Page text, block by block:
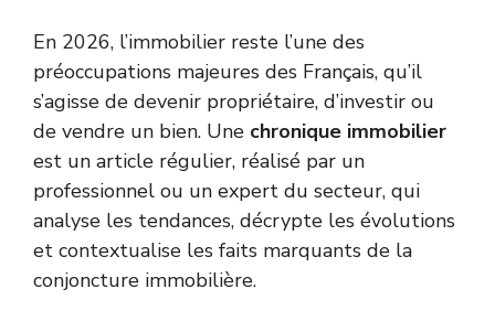
En 2026, l’immobilier reste l’une des
préoccupations majeures des Français, qu’il
s’agisse de devenir propriétaire, d’investir ou
de vendre un bien. Une chronique immobilier
est un article régulier, réalisé par un
professionnel ou un expert du secteur, qui
analyse les tendances, décrypte les évolutions
et contextualise les faits marquants de la
conjoncture immobilière.